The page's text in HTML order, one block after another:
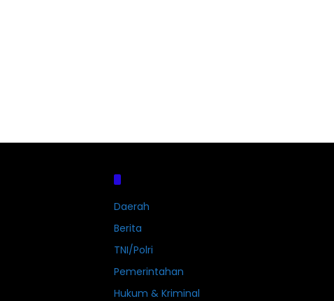
Daerah
Berita
TNI/Polri
Pemerintahan
Hukum & Kriminal